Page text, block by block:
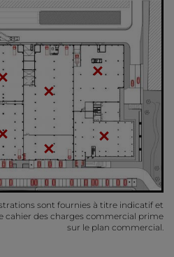
sont fournies à titre indicatif et
cahier des charges commercial prime
sur le plan commercial.